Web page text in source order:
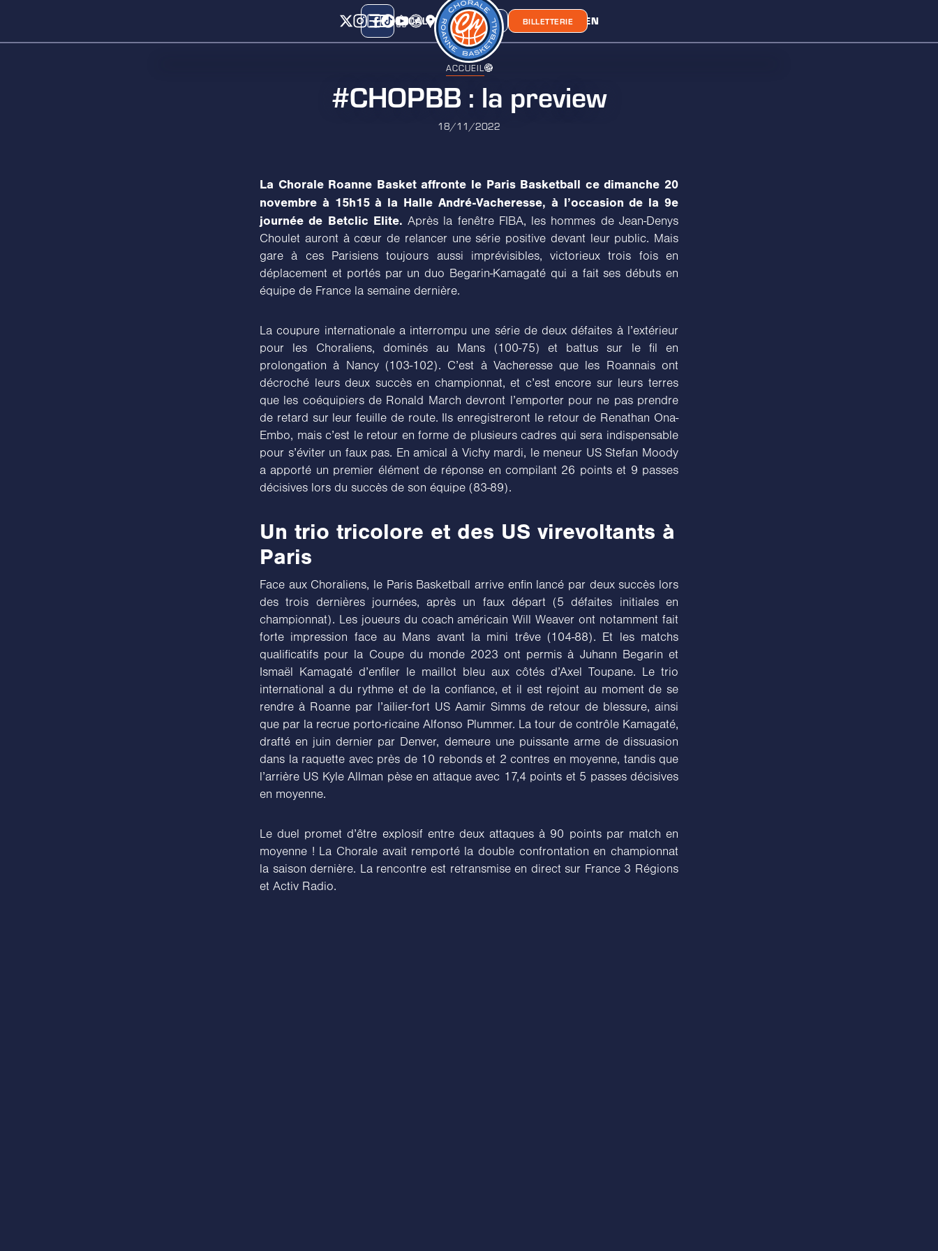
CALENDRIERCLASSEMENTCHORA' LIEN
BOUTIQUE BILLETTERIE
ACCUEIL
#CHOPBB : la preview
18/11/2022
La Chorale Roanne Basket affronte le Paris Basketball ce dimanche 20
novembre à 15h15 à la Halle André-Vacheresse, à l’occasion de la 9e
journée de Betclic Elite. Après la fenêtre FIBA, les hommes de Jean-Denys
Choulet auront à cœur de relancer une série positive devant leur public. Mais
gare à ces Parisiens toujours aussi imprévisibles, victorieux trois fois en
déplacement et portés par un duo Begarin-Kamagaté qui a fait ses débuts en
équipe de France la semaine dernière.
La coupure internationale a interrompu une série de deux défaites à l’extérieur
pour les Choraliens, dominés au Mans (100-75) et battus sur le fil en
prolongation à Nancy (103-102). C’est à Vacheresse que les Roannais ont
décroché leurs deux succès en championnat, et c’est encore sur leurs terres
que les coéquipiers de Ronald March devront l’emporter pour ne pas prendre
de retard sur leur feuille de route. Ils enregistreront le retour de Renathan Ona-
Embo, mais c’est le retour en forme de plusieurs cadres qui sera indispensable
pour s’éviter un faux pas. En amical à Vichy mardi, le meneur US Stefan Moody
a apporté un premier élément de réponse en compilant 26 points et 9 passes
décisives lors du succès de son équipe (83-89).
Un trio tricolore et des US virevoltants à
Paris
Face aux Choraliens, le Paris Basketball arrive enfin lancé par deux succès lors
des trois dernières journées, après un faux départ (5 défaites initiales en
championnat). Les joueurs du coach américain Will Weaver ont notamment fait
forte impression face au Mans avant la mini trêve (104-88). Et les matchs
qualificatifs pour la Coupe du monde 2023 ont permis à Juhann Begarin et
Ismaël Kamagaté d’enfiler le maillot bleu aux côtés d’Axel Toupane. Le trio
international a du rythme et de la confiance, et il est rejoint au moment de se
rendre à Roanne par l’ailier-fort US Aamir Simms de retour de blessure, ainsi
que par la recrue porto-ricaine Alfonso Plummer. La tour de contrôle Kamagaté,
drafté en juin dernier par Denver, demeure une puissante arme de dissuasion
dans la raquette avec près de 10 rebonds et 2 contres en moyenne, tandis que
l’arrière US Kyle Allman pèse en attaque avec 17,4 points et 5 passes décisives
en moyenne.
Le duel promet d’être explosif entre deux attaques à 90 points par match en
moyenne ! La Chorale avait remporté la double confrontation en championnat
la saison dernière. La rencontre est retransmise en direct sur France 3 Régions
et Activ Radio.